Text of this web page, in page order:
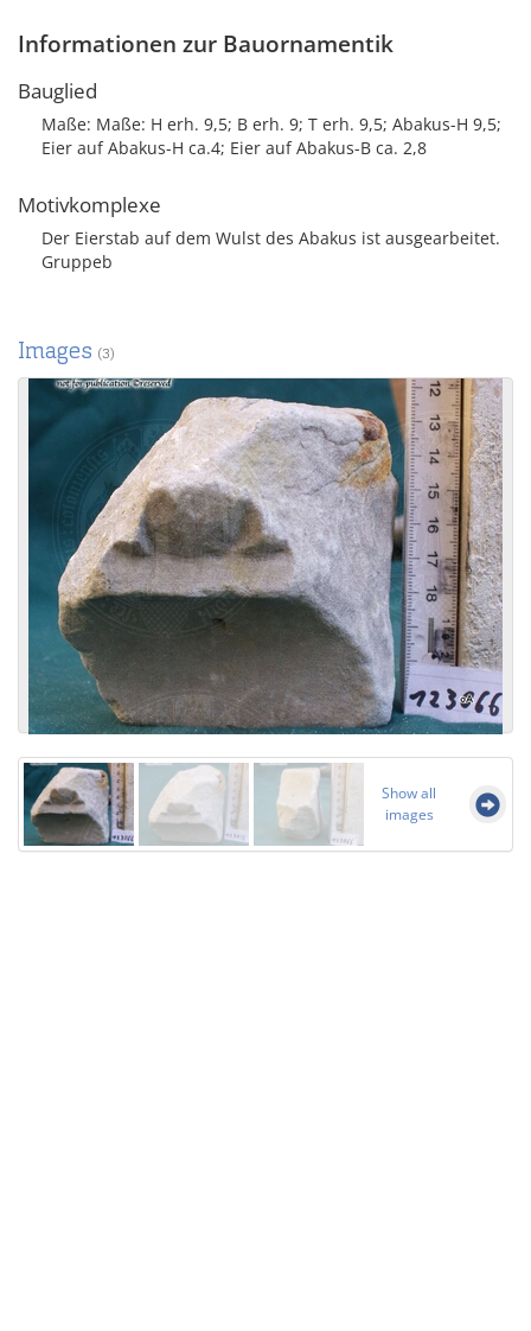
Informationen zur Bauornamentik
Bauglied
Maße: Maße: H erh. 9,5; B erh. 9; T erh. 9,5; Abakus-H 9,5;
Eier auf Abakus-H ca.4; Eier auf Abakus-B ca. 2,8
Motivkomplexe
Der Eierstab auf dem Wulst des Abakus ist ausgearbeitet.
Gruppeb
Images (3)
Show all
images